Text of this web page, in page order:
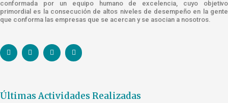
conformada por un equipo humano de excelencia, cuyo objetivo
primordial es la consecución de altos niveles de desempeño en la gente
que conforma las empresas que se acercan y se asocian a nosotros.
Últimas Actividades Realizadas